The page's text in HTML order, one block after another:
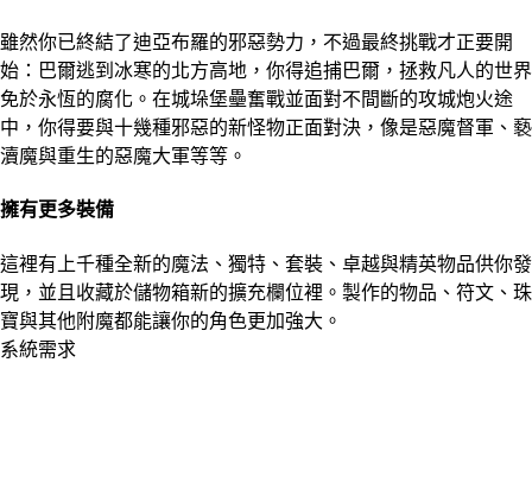
雖然你已終結了迪亞布羅的邪惡勢力，不過最終挑戰才正要開
始：巴爾逃到冰寒的北方高地，你得追捕巴爾，拯救凡人的世界
免於永恆的腐化。在城垛堡壘奮戰並面對不間斷的攻城炮火途
中，你得要與十幾種邪惡的新怪物正面對決，像是惡魔督軍、褻
瀆魔與重生的惡魔大軍等等。
擁有更多裝備
這裡有上千種全新的魔法、獨特、套裝、卓越與精英物品供你發
現，並且收藏於儲物箱新的擴充欄位裡。製作的物品、符文、珠
寶與其他附魔都能讓你的角色更加強大。
系統需求